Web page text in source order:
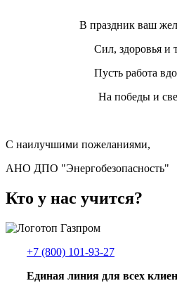
В праздник ваш
Сил, здоровья и
Пусть работа
На победы и
С наилучшими пожеланиями,
АНО ДПО "Энергобезопасность"
Кто у нас учится?
+7 (800) 101-93-27
Единая линия для всех